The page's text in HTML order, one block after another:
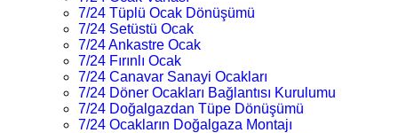
7/24 Tüplü Ocak Dönüşümü
7/24 Setüstü Ocak
7/24 Ankastre Ocak
7/24 Fırınlı Ocak
7/24 Canavar Sanayi Ocakları
7/24 Döner Ocakları Bağlantısı Kurulumu
7/24 Doğalgazdan Tüpe Dönüşümü
7/24 Ocakların Doğalgaza Montajı